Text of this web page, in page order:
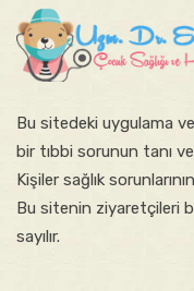
Bu sitede​ki​​ uygulama
bir tıbbi sorunun tanı
Kişiler sağlık
Bu sitenin ziyaretçileri
sayılır.